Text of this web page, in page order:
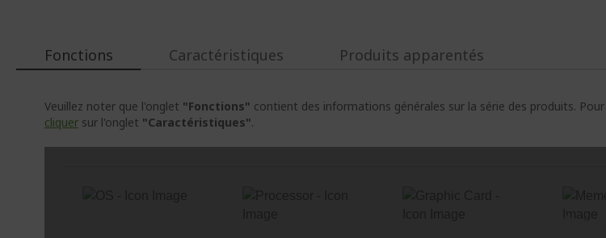
Fonctions
Veuillez noter que l'onglet "Fonctions" contient des informations générales sur la série des produits.
cliquer sur l'onglet "Caractéristiques".
Caractéristiques Produits apparentés